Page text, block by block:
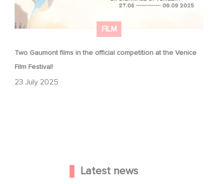
FILM
Two Gaumont films in the official competition at the Venice
Film Festival!
23 July 2025
Latest news